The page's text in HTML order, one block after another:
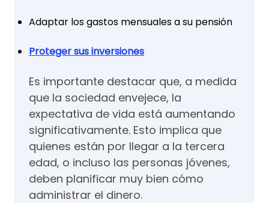
Adaptar los gastos mensuales a su pensión
Proteger sus inversiones
Es importante destacar que, a medida
que la sociedad envejece, la
expectativa de vida está aumentando
significativamente. Esto implica que
quienes están por llegar a la tercera
edad, o incluso las personas jóvenes,
deben planificar muy bien cómo
administrar el dinero.